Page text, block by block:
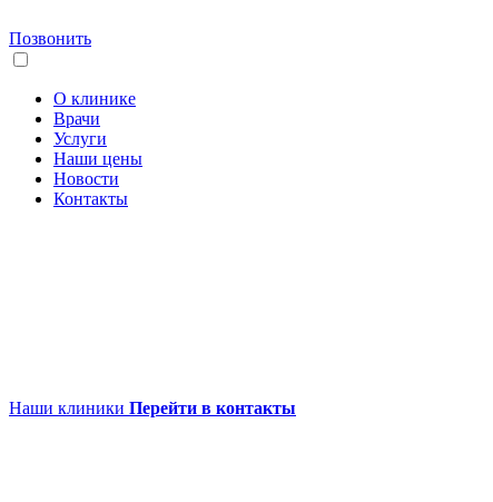
Позвонить
О клинике
Врачи
Услуги
Наши цены
Новости
Контакты
Наши клиники Перейти в контакты